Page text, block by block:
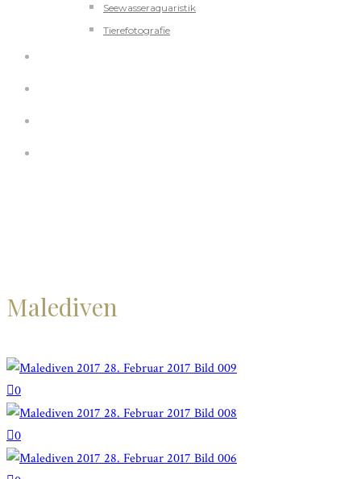
Seewasseraquaristik
Tierefotografie
Malediven
0
0